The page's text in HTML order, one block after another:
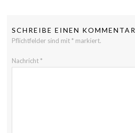
SCHREIBE EINEN KOMMENTAR
Pflichtfelder sind mit* markiert.
Nachricht*